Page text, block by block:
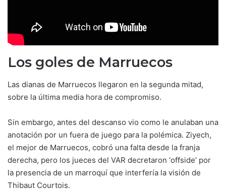
Los goles de Marruecos
Las dianas de Marruecos llegaron en la segunda mitad,
sobre la última media hora de compromiso.
Sin embargo, antes del descanso vio como le anulaban una
anotación por un fuera de juego para la polémica. Ziyech,
el mejor de Marruecos, cobró una falta desde la franja
derecha, pero los jueces del VAR decretaron ‘offside’ por
la presencia de un marroquí que interfería la visión de
Thibaut Courtois.